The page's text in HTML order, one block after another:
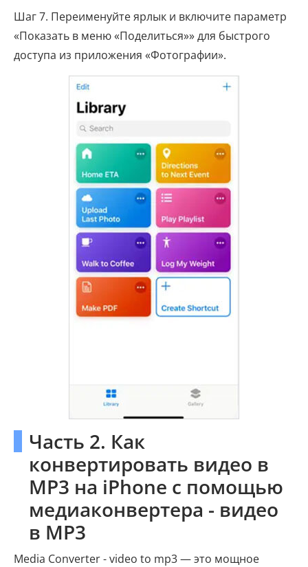
Шаг 7. Переименуйте ярлык и включите параметр
«Показать в меню «Поделиться»» для быстрого
доступа из приложения «Фотографии».
Часть 2. Как
конвертировать видео в
MP3 на iPhone с помощью
медиаконвертера - видео
в MP3
Media Converter - video to mp3 — это мощное